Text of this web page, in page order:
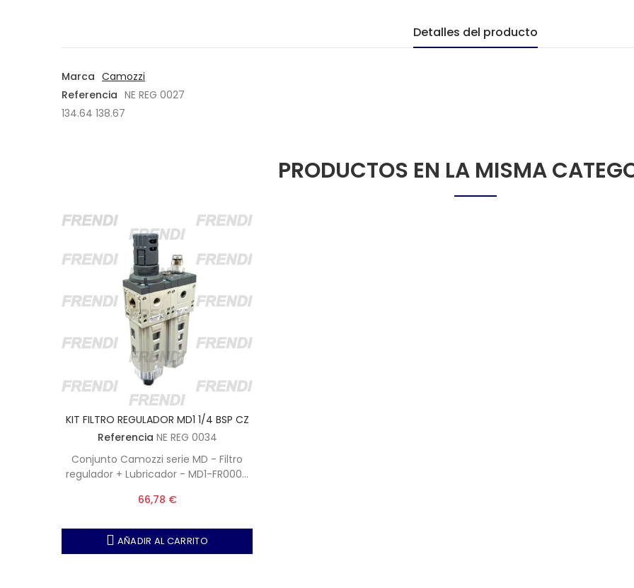
Detalles del producto
Marca Camozzi
Referencia NE REG 0027
134.64 138.67
PRODUCTOS EN LA MISMA
KIT FILTRO REGULADOR MD1 1/4 BSP CZ
Referencia NE REG 0034
Conjunto Camozzi serie MD - Filtro
regulador + Lubricador - MD1-FR0000
66,78 €
AÑADIR AL CARRITO